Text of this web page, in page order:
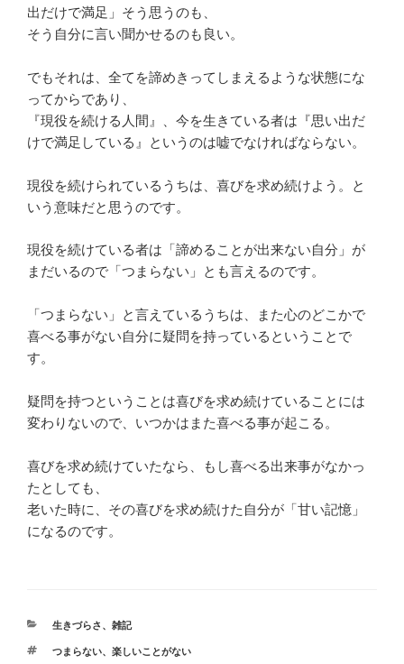
出だけで満足」そう思うのも、
そう自分に言い聞かせるのも良い。
でもそれは、全てを諦めきってしまえるような状態にな
ってからであり、
『現役を続ける人間』、今を生きている者は『思い出だ
けで満足している』というのは嘘でなければならない。
現役を続けられているうちは、喜びを求め続けよう。と
いう意味だと思うのです。
現役を続けている者は「諦めることが出来ない自分」が
まだいるので「つまらない」とも言えるのです。
「つまらない」と言えているうちは、また心のどこかで
喜べる事がない自分に疑問を持っているということで
す。
疑問を持つということは喜びを求め続けていることには
変わりないので、いつかはまた喜べる事が起こる。
喜びを求め続けていたなら、もし喜べる出来事がなかっ
たとしても、
老いた時に、その喜びを求め続けた自分が「甘い記憶」
になるのです。
カ
ゴ
生きづらさ 、 雑記
タ
つまらない、 楽しいことがない